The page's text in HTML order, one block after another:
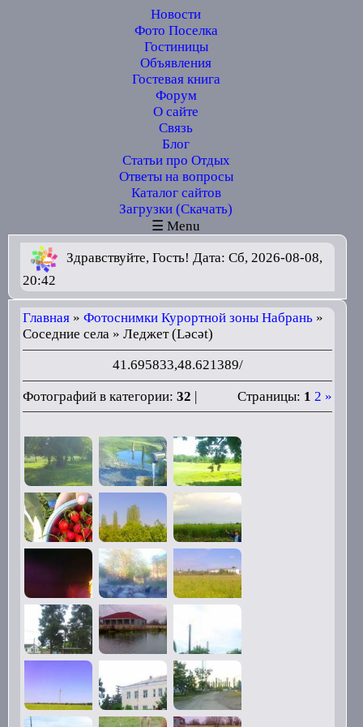
Новости
Фото Поселка
Гостиницы
Объявления
Гостевая книга
Форум
О сайте
Связь
Блог
Статьи про Отдых
Ответы на вопросы
Каталог сайтов
Загрузки (Скачать)
☰ Menu
Здравствуйте, Гость! Дата: Сб, 2026-08-08,
20:42
Главная» Фотоснимки Курортной зоны Набрань»
Соседние села » Леджет (Ləcət)
41.695833,48.621389/
Фотографий в категории: 32 | Страницы: 1 2 »